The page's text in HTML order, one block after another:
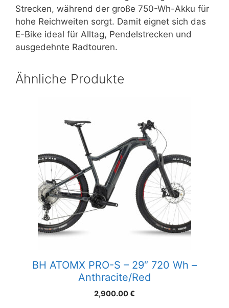
Strecken, während der große 750-Wh-Akku für
hohe Reichweiten sorgt. Damit eignet sich das
E-Bike ideal für Alltag, Pendelstrecken und
ausgedehnte Radtouren.
Ähnliche Produkte
BH ATOMX PRO-S – 29″ 720 Wh –
Anthracite/Red
2,900.00€